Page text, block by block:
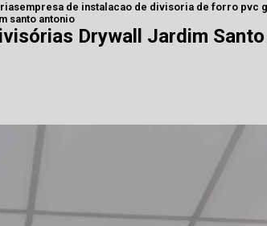
empresa de instalacao de divisoria de forro pvc
santo antonio
Drywall Jardim